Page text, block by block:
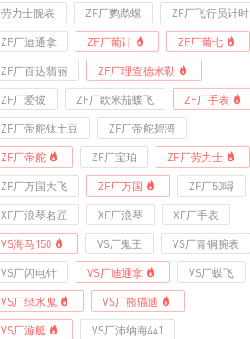
劳力士腕表 ZF厂鹦鹉螺 ZF厂飞行员计时
ZF厂迪通拿 ZF厂葡计 ZF厂葡七
ZF厂百达翡丽 ZF厂理查德米勒
ZF厂爱彼 ZF厂欧米茄蝶飞 ZF厂手表
ZF厂帝舵钛土豆 ZF厂帝舵碧湾
ZF厂帝舵 ZF厂宝珀 ZF厂劳力士
ZF厂万国大飞 ZF厂万国 ZF厂50噚
XF厂浪琴名匠 XF厂浪琴 XF厂手表
VS海马150 VS厂鬼王 VS厂青铜腕表
VS厂闪电针 VS厂迪通拿 VS厂蝶飞
VS厂绿水鬼 VS厂熊猫迪
VS厂游艇 VS厂沛纳海441